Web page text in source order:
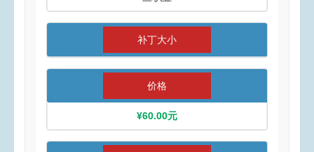
补丁大小
价格
¥60.00元